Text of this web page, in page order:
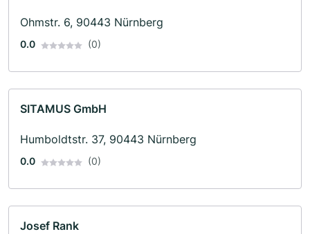
Ohmstr. 6, 90443 Nürnberg
0.0 (0)
SITAMUS GmbH
Humboldtstr. 37, 90443 Nürnberg
0.0 (0)
Josef Rank